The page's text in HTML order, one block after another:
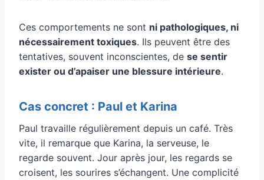
Ces comportements ne sont ni pathologiques, ni
nécessairement toxiques. Ils peuvent être des
tentatives, souvent inconscientes, de se sentir
exister ou d’apaiser une blessure intérieure.
Cas concret : Paul et Karina
Paul travaille régulièrement depuis un café. Très
vite, il remarque que Karina, la serveuse, le
regarde souvent. Jour après jour, les regards se
croisent, les sourires s’échangent. Une complicité